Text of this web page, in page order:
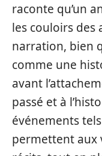
raconte qu’un
les couloirs des
narration, bien
comme une
avant
passé et à
événements
permettent aux